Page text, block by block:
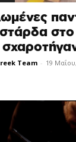
Team - 19